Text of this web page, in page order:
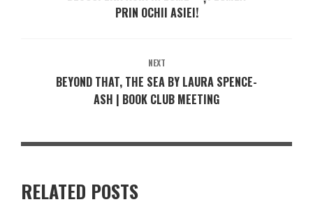
PRIN OCHII ASIEI!
NEXT
BEYOND THAT, THE SEA BY LAURA SPENCE-
ASH | BOOK CLUB MEETING
RELATED POSTS